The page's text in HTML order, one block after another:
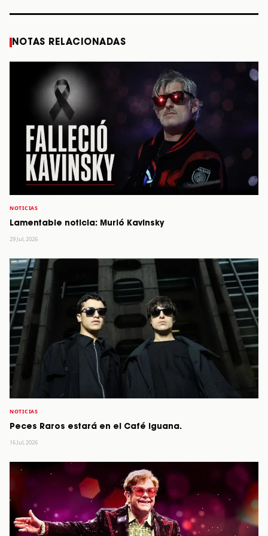
NOTAS RELACIONADAS
NOTICIAS
Lamentable noticia: Murió Kavinsky
29 Jul, 2026
NOTICIAS
Peces Raros estará en el Café Iguana.
16 Jul, 2026